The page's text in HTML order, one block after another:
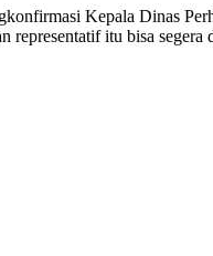
Kepala Dinas
representatif itu bisa segera